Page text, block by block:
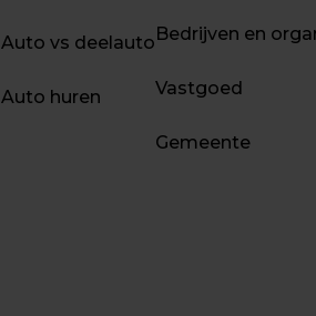
Auto vs deelauto
Auto huren
Bedrijven en
Vastgoed
Gemeente